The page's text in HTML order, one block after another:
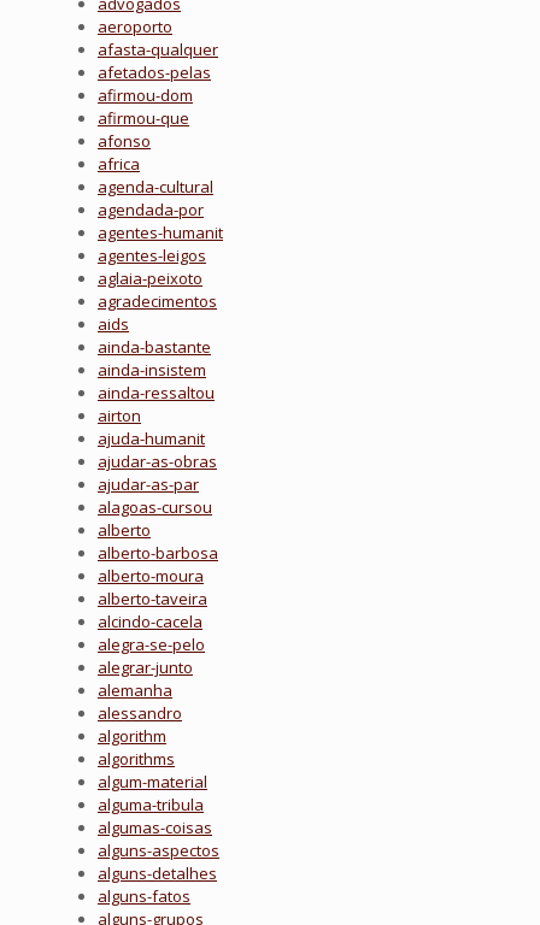
aeroporto
afasta-qualquer
afetados-pelas
afirmou-dom
afirmou-que
afonso
africa
agenda-cultural
agendada-por
agentes-humanit
agentes-leigos
aglaia-peixoto
agradecimentos
aids
ainda-bastante
ainda-insistem
ainda-ressaltou
airton
ajuda-humanit
ajudar-as-obras
ajudar-as-par
alagoas-cursou
alberto
alberto-barbosa
alberto-moura
alberto-taveira
alcindo-cacela
alegra-se-pelo
alegrar-junto
alemanha
alessandro
algorithm
algorithms
algum-material
alguma-tribula
algumas-coisas
alguns-aspectos
alguns-detalhes
alguns-fatos
alguns-grupos